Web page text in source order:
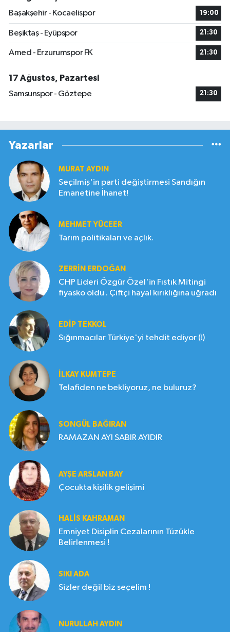
Başakşehir - Kocaelispor
19:00
Beşiktaş - Eyüpspor 21:30
Amed - Erzurumspor FK 21:30
17 Ağustos, Pazartesi
Samsunspor - Göztepe
21:30
Yazarlar
MURAT AYDIN
Seçilmiş'in parti değiştirmesi Sandığın
Emanetine İhanet!
MEHMET YÜCEER
Tarım politikaları ve açlık.
ZERRIN ERDOĞAN
CHP Lideri Özgür Özel'in Fıstık Mitingi
fiyasko oldu . Çiftçi hayal kırıklığına uğradı
EDIP TEKKOL
Sığınmacılar Türkiye'yi tehdit ediyor (!)
İLKAY KUMTEPE
Telafiden ne bekliyoruz, ne buluruz?
SONGÜL BAĞIRAN
RAMAZAN AYI SABIR AYIDIR
AYŞE ARSLAN BAY
Çocukta kişilik gelişimi
HALIS KAHRAMAN
Emniyet Disiplin Cezalarının Tüzükle
Belirlenmesi !
SIKI ADA
Sizler değil biz seçelim !
NURULLAH AYDIN